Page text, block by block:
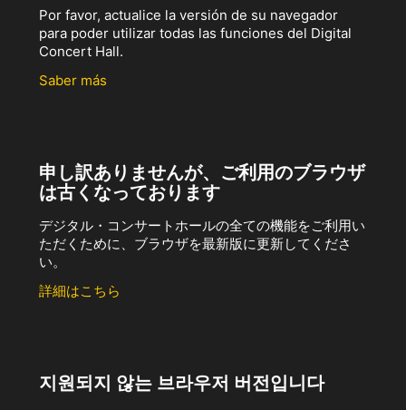
Por favor, actualice la versión de su navegador
para poder utilizar todas las funciones del Digital
Concert Hall.
Saber más
申し訳ありませんが、ご利用のブラウザ
は古くなっております
デジタル・コンサートホールの全ての機能をご利用い
ただくために、ブラウザを最新版に更新してくださ
い。
詳細はこちら
지원되지 않는 브라우저 버전입니다